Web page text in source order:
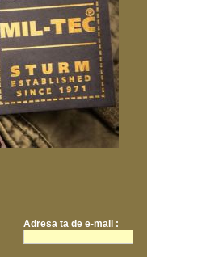
Adresa ta de e-mail :